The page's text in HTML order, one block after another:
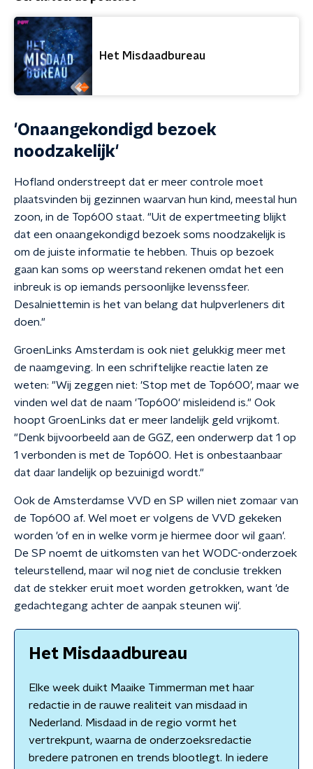
Het Misdaadbureau
'Onaangekondigd bezoek
noodzakelijk'
Hofland onderstreept dat er meer controle moet
plaatsvinden bij gezinnen waarvan hun kind, meestal hun
zoon, in de Top600 staat. "Uit de expertmeeting blijkt
dat een onaangekondigd bezoek soms noodzakelijk is
om de juiste informatie te hebben. Thuis op bezoek
gaan kan soms op weerstand rekenen omdat het een
inbreuk is op iemands persoonlijke levenssfeer.
Desalniettemin is het van belang dat hulpverleners dit
doen."
GroenLinks Amsterdam is ook niet gelukkig meer met
de naamgeving. In een schriftelijke reactie laten ze
weten: "Wij zeggen niet: 'Stop met de Top600', maar we
vinden wel dat de naam 'Top600' misleidend is." Ook
hoopt GroenLinks dat er meer landelijk geld vrijkomt.
"Denk bijvoorbeeld aan de GGZ, een onderwerp dat 1 op
1 verbonden is met de Top600. Het is onbestaanbaar
dat daar landelijk op bezuinigd wordt."
Ook de Amsterdamse VVD en SP willen niet zomaar van
de Top600 af. Wel moet er volgens de VVD gekeken
worden 'of en in welke vorm je hiermee door wil gaan'.
De SP noemt de uitkomsten van het WODC-onderzoek
teleurstellend, maar wil nog niet de conclusie trekken
dat de stekker eruit moet worden getrokken, want 'de
gedachtegang achter de aanpak steunen wij'.
Het Misdaadbureau
Elke week duikt Maaike Timmerman met haar
redactie in de rauwe realiteit van misdaad in
Nederland. Misdaad in de regio vormt het
vertrekpunt, waarna de onderzoeksredactie
bredere patronen en trends blootlegt. In iedere